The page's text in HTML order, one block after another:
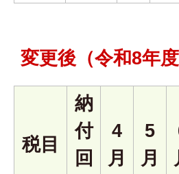
変更後（令和8年度
税目
納
付
回
4
月
5
月